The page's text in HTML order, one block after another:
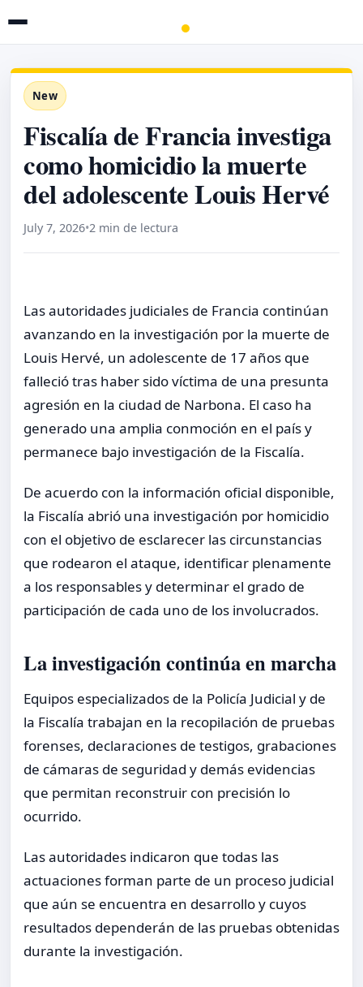
New
Fiscalía de Francia investiga
como homicidio la muerte
del adolescente Louis Hervé
July 7, 2026•2 min de lectura
Las autoridades judiciales de Francia continúan
avanzando en la investigación por la muerte de
Louis Hervé, un adolescente de 17 años que
falleció tras haber sido víctima de una presunta
agresión en la ciudad de Narbona. El caso ha
generado una amplia conmoción en el país y
permanece bajo investigación de la Fiscalía.
De acuerdo con la información oficial disponible,
la Fiscalía abrió una investigación por homicidio
con el objetivo de esclarecer las circunstancias
que rodearon el ataque, identificar plenamente
a los responsables y determinar el grado de
participación de cada uno de los involucrados.
La investigación continúa en marcha
Equipos especializados de la Policía Judicial y de
la Fiscalía trabajan en la recopilación de pruebas
forenses, declaraciones de testigos, grabaciones
de cámaras de seguridad y demás evidencias
que permitan reconstruir con precisión lo
ocurrido.
Las autoridades indicaron que todas las
actuaciones forman parte de un proceso judicial
que aún se encuentra en desarrollo y cuyos
resultados dependerán de las pruebas obtenidas
durante la investigación.